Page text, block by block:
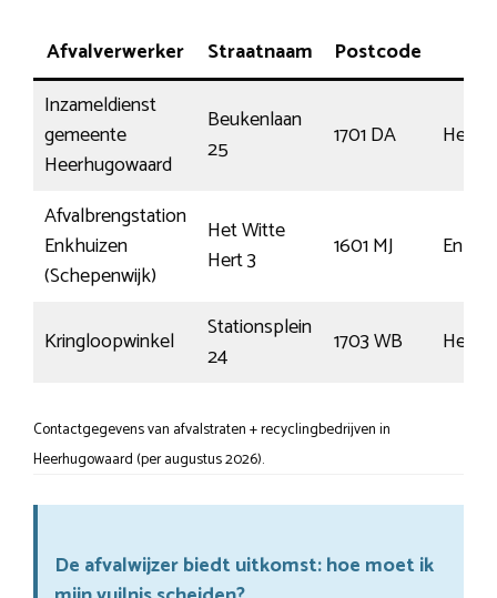
Afvalverwerker Straatnaam Postcode
Inzameldienst
gemeente
Heerhugowaard
Beukenlaan
25
1701 DA
Afvalbrengstation
Enkhuizen
(Schepenwijk)
Het Witte
Hert 3
1601 MJ
Kringloopwinkel
Stationsplein
24
1703 WB
Contactgegevens van afvalstraten + recyclingbedrijven in
Heerhugowaard (per augustus 2026).
De afvalwijzer biedt uitkomst: hoe moet ik